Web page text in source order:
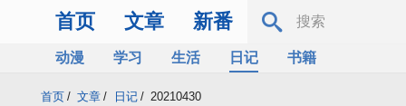
首页 文章 新番
动漫 学习 生活 日记
书籍
首页 / 文章 / 日记 / 20210430